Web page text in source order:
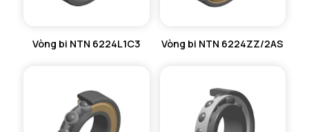
Vòng bi NTN 6224L1C3 Vòng bi NTN 6224ZZ/2AS